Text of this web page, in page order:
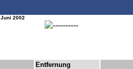
Juni 2002
Entfernung